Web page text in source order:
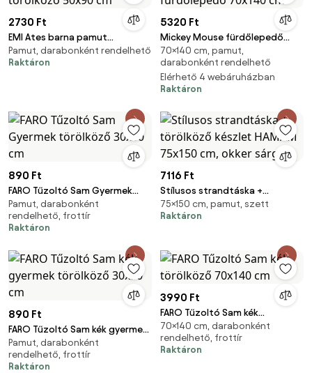
2730 Ft
EMI Ates barna pamut
törölköző 50x90 cm
Pamut, darabonként rendelhető
Raktáron
5320 Ft
Mickey Mouse fürdőlepedő
70x140 cm
70×140 cm, pamut,
darabonként rendelhető
Elérhető 4 webáruházban
Raktáron
890 Ft
FARO Tűzoltó Sam Gyermek
törölköző 30x30 cm
Pamut, darabonként
rendelhető, frottír
Raktáron
7116 Ft
Stílusos strandtáska +
törölköző készlet HAMAM
75x150 cm, okker sárga
75×150 cm, pamut, szett
Raktáron
890 Ft
FARO Tűzoltó Sam kék gyermek
törölköző 30x30 cm
Pamut, darabonként
rendelhető, frottír
Raktáron
3990 Ft
FARO Tűzoltó Sam kék
törölköző 70x140 cm
70×140 cm, darabonként
rendelhető, frottír
Raktáron